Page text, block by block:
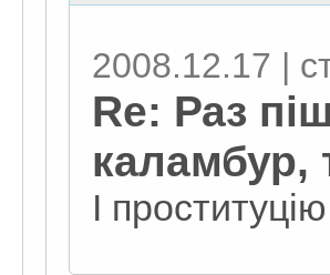
2008.12.17 |
Re: Раз
каламбур,
І